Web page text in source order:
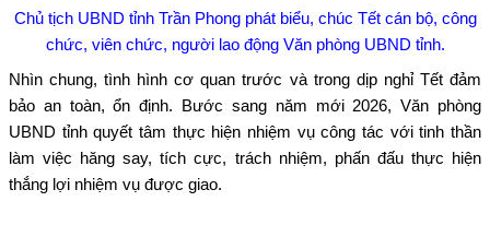
Chủ tịch UBND tỉnh Trần Phong phát biểu, chúc Tết cán bộ, công
chức, viên chức, người lao động Văn phòng UBND tỉnh.
Nhìn chung, tình hình cơ quan trước và trong dịp nghỉ Tết đảm
bảo an toàn, ổn định. Bước sang năm mới 2026, Văn phòng
UBND tỉnh quyết tâm thực hiện nhiệm vụ công tác với tinh thần
làm việc hăng say, tích cực, trách nhiệm, phấn đấu thực hiện
thắng lợi nhiệm vụ được giao.